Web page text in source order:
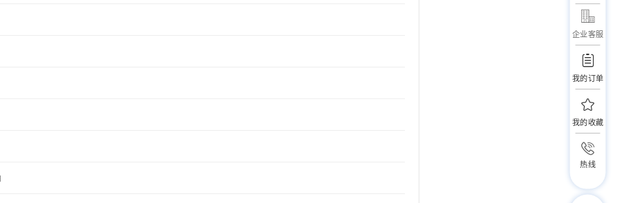
企业客服
我的订单
我的收藏
热线